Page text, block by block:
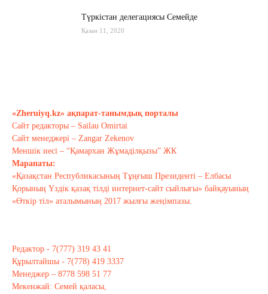
Түркістан делегациясы Семейде
Қазан 11, 2020
Тағы оқу
«Zheruiyq.kz» ақпарат-танымдық порталы
Сайт редакторы – Sailau Omirtai
Сайт менеджері – Zangar Zekenov
Меншік иесі – “Қамархан Жұмаділқызы” ЖК
Марапаты:
«Қазақстан Республикасының Тұңғыш Президенті – Елбасы
Қорының Үздік қазақ тілді интернет-сайт сыйлығы» байқауының
«Өткір тіл» аталымының 2017 жылғы жеңімпазы.
Редактор - 7(777) 319 43 41
Құрылтайшы - 7(778) 419 3337
Менеджер – 8778 598 51 77
Мекенжай: Семей қаласы,